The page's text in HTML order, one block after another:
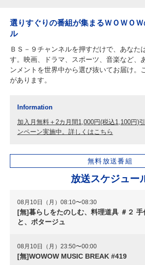
選りすぐりの番組が集まるＷＯＷＯ
ル
ＢＳ－９チャンネルを押すだけで、あなた
す。映画、ドラマ、スポーツ、音楽など、
ンメントを世界中から選び抜いてお届け。
があります。
Information
加入月無料＋2カ月間1,000円(税込1,100円)
ンペーン実施中。詳しくはこちら
無料放送番組
放送スケジュー
08月10日（月）08:10〜08:30
[無]暮らしをたのしむ、料理道具 ＃２ 手
と、ポタージュ
08月10日（月）23:50〜00:00
[無]WOWOW MUSIC BREAK #419